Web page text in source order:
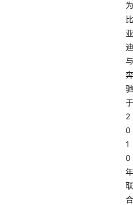
为
比
亚
迪
与
奔
驰
于
2
0
1
0
年
联
合